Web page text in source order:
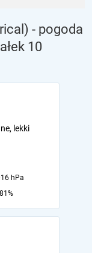
- pogoda
10
lekki
hPa
81%